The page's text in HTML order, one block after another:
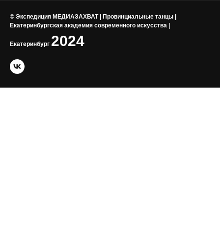
© Экспедиция МЕДИАЗАХВАТ | Провинциальные танцы |
Екатеринбургская академия современного искусства |
Екатеринбург 2024